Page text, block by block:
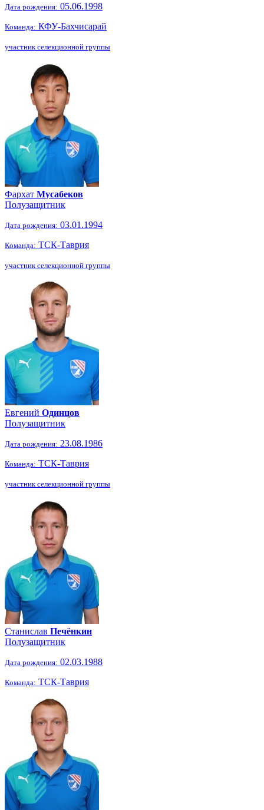
Дата рождения: 05.06.1998
Команда: КФУ-Бахчисарай
участник селекционной группы
Фархат Мусабеков
Полузащитник
Дата рождения: 03.01.1994
Команда: ТСК-Таврия
участник селекционной группы
Евгений Одинцов
Полузащитник
Дата рождения: 23.08.1986
Команда: ТСК-Таврия
участник селекционной группы
Станислав Печёнкин
Полузащитник
Дата рождения: 02.03.1988
Команда: ТСК-Таврия